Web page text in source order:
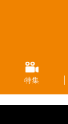
特集